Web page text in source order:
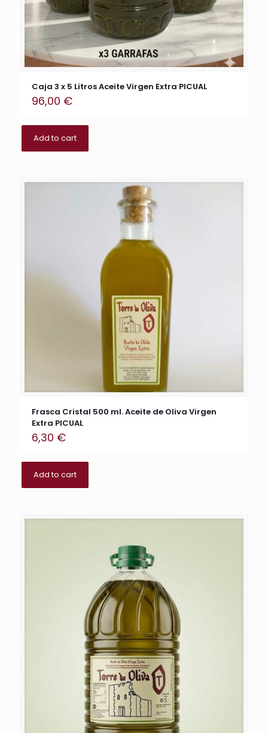
Caja 3 x 5 Litros Aceite Virgen Extra PICUAL
96,00 €
Add to cart
Frasca Cristal 500 ml. Aceite de Oliva Virgen
Extra PICUAL
6,30 €
Add to cart